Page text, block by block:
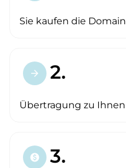
Sie kaufen die Domain
arrow_forward 2.
Übertragung zu Ihnen
paid 3.